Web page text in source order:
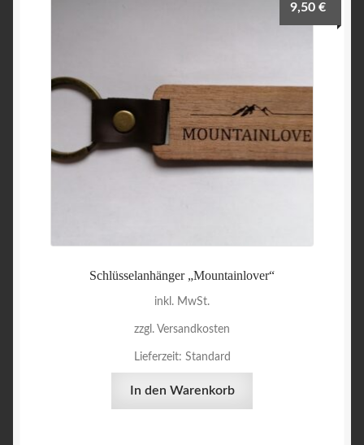
Schlüsselanhänger „Mountainlover“
9,50€
inkl. MwSt.
zzgl. Versandkosten
Lieferzeit: Standard
In den Warenkorb